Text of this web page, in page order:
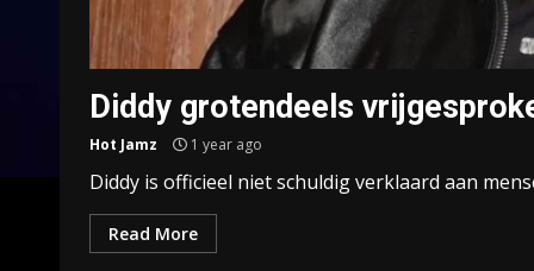
Diddy grotendeels
Hot Jamz 1 year ago
Diddy is officieel niet schuldig verklaard aan
Read More